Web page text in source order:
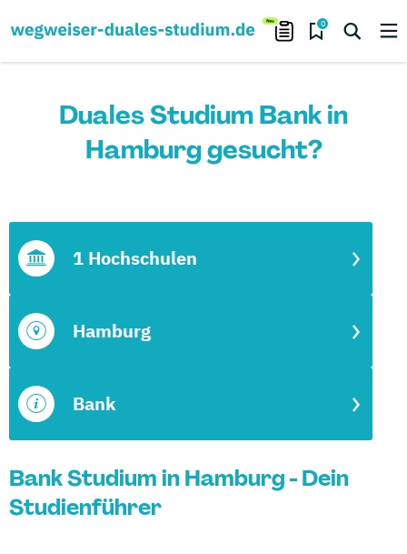
0
Duales Studium Bank in
Hamburg gesucht?
Bank
Hamburg
1 Hochschulen
Bank Studium in Hamburg - Dein
Studienführer